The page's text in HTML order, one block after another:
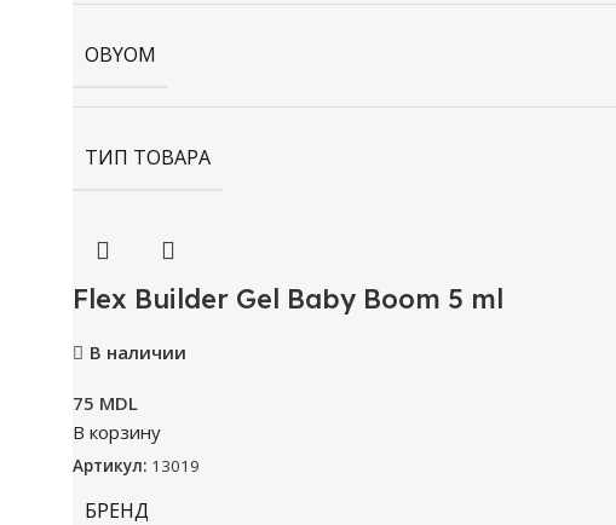
OBYOM
ТИП ТОВАРА
Flex Builder Gel Baby Boom 5 ml
В наличии
75 MDL
В корзину
Артикул: 13019
БРЕНД